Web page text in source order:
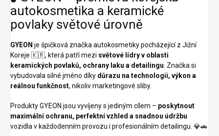
autokosmetika a keramické
povlaky světové úrovně
GYEON je špičková značka autokosmetiky pocházející z Jižní
Koreje 🇰🇷, která patří mezi světové lídry v oblasti
keramických povlaků, ochrany laku a detailingu . Značka si
vybudovala silné jméno díky důrazu na technologii, výkon a
reálnou funkčnost, nikoliv marketingové sliby.
Produkty GYEON jsou vyvíjeny s jediným cílem – poskytnout
maximální ochranu, perfektní vzhled a snadnou údržbu
vozidla v každodenním provozu i profesionálním detailingu. 💎🚗